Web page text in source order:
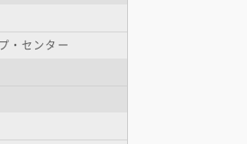
・センター